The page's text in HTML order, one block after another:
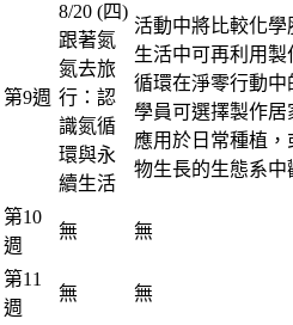
第9週
8/20 (四)
跟著氮
氮去旅
行：認
識氮循
環與永
續生活
活動中將比較化
生活中可再利用
循環在淨零行動中
學員可選擇製作
應用於日常種植
物生長的生態系中
第10
週
無 無
第11
週
無 無